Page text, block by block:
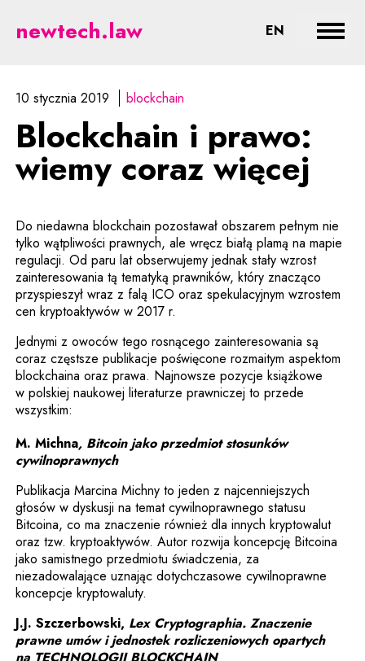
Blockchain i prawo: wiemy
newtech.law EN CHANGE
10 stycznia 2019 blockchain
Blockchain i prawo:
wiemy coraz więcej
Do niedawna blockchain pozostawał obszarem pełnym nie
tylko wątpliwości prawnych, ale wręcz białą plamą na mapie
regulacji. Od paru lat obserwujemy jednak stały wzrost
zainteresowania tą tematyką prawników, który znacząco
przyspieszył wraz z falą ICO oraz spekulacyjnym wzrostem
cen kryptoaktywów w 2017 r.
Jednymi z owoców tego rosnącego zainteresowania są
coraz częstsze publikacje poświęcone rozmaitym aspektom
blockchaina oraz prawa. Najnowsze pozycje książkowe
w polskiej naukowej literaturze prawniczej to przede
wszystkim:
M. Michna, Bitcoin jako przedmiot stosunków
cywilnoprawnych
Publikacja Marcina Michny to jeden z najcenniejszych
głosów w dyskusji na temat cywilnoprawnego statusu
Bitcoina, co ma znaczenie również dla innych kryptowalut
oraz tzw. kryptoaktywów. Autor rozwija koncepcję Bitcoina
jako samistnego przedmiotu świadczenia, za
niezadowalające uznając dotychczasowe cywilnoprawne
koncepcje kryptowaluty.
J.J. Szczerbowski, Lex Cryptographia. Znaczenie
prawne umów i jednostek rozliczeniowych opartych